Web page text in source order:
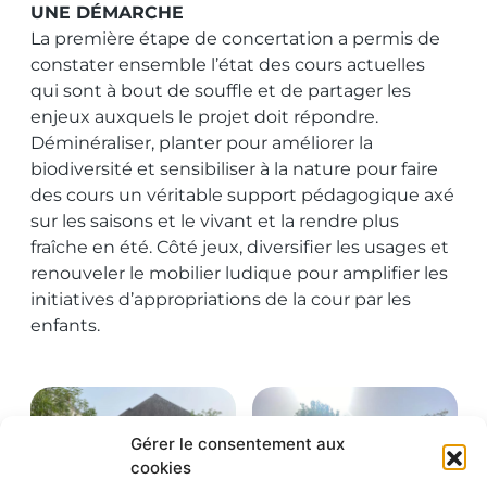
Gérer le consentement aux
cookies
UNE DÉMARCHE
La première étape de concertation a permis de
constater ensemble l’état des cours actuelles
qui sont à bout de souffle et de partager les
enjeux auxquels le projet doit répondre.
Déminéraliser, planter pour améliorer la
biodiversité et sensibiliser à la nature pour faire
des cours un véritable support pédagogique axé
sur les saisons et le vivant et la rendre plus
fraîche en été. Côté jeux, diversifier les usages et
renouveler le mobilier ludique pour amplifier les
initiatives d’appropriations de la cour par les
enfants.